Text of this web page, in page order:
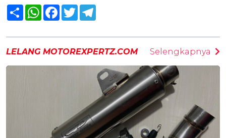
Share WhatsAppFacebook
Twitter
LELANG MOTOREXPERTZ.COM Selengkapnya